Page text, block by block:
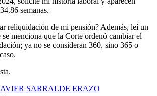
semanas.
reliquidación de mi pensión? Además, leí un
menciona que la Corte ordenó cambiar el
ya no se consideran 360, sino 365 o
SARRALDE ERAZO